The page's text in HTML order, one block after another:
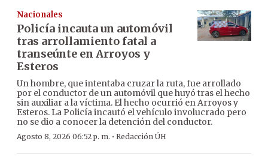
Nacionales
Policía incauta un automóvil
tras arrollamiento fatal a
transeúnte en Arroyos y
Esteros
Un hombre, que intentaba cruzar la ruta, fue arrollado
por el conductor de un automóvil que huyó tras el hecho
sin auxiliar a la víctima. El hecho ocurrió en Arroyos y
Esteros. La Policía incautó el vehículo involucrado pero
no se dio a conocer la detención del conductor.
Agosto 8, 2026 06:52 p. m. · Redacción ÚH